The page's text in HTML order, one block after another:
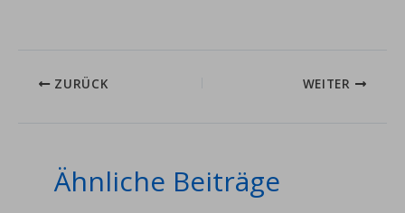
ZURÜCK WEITER
Ähnliche Beiträge